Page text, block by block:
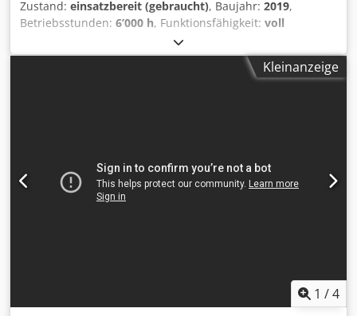
Zustand: einsatzbereit (gebraucht), Baujahr: 2019,
Betriebsstunden: 6’000 h, Funktionsfähigkeit: voll
12 kg
1’850 mm, Kein Mindestpreis - garantierter Verkauf zum
höchsten Gebot! TECHNISCHE DETAILS Tragkraft: 12 kg
Kleinanzeige
1 /4